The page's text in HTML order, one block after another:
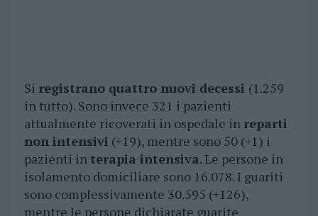
Si registrano quattro nuovi decessi (1.259
in tutto). Sono invece 321 i pazienti
attualmente ricoverati in ospedale in reparti
non intensivi (+19), mentre sono 50 (+1) i
pazienti in terapia intensiva. Le persone in
isolamento domiciliare sono 16.078. I guariti
sono complessivamente 30.595 (+126),
mentre le persone dichiarate guarite